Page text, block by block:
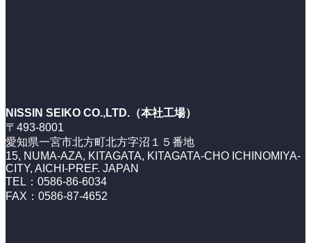
NISSIN SEIKO CO.,LTD.（本社工場）
〒493-8001
愛知県一宮市北方町北方字沼１５番地
15, NUMA-AZA, KITAGATA, KITAGATA-CHO ICHINOMIYA-
CITY, AICHI-PREF. JAPAN
TEL：0586-86-6034
FAX：0586-87-4652